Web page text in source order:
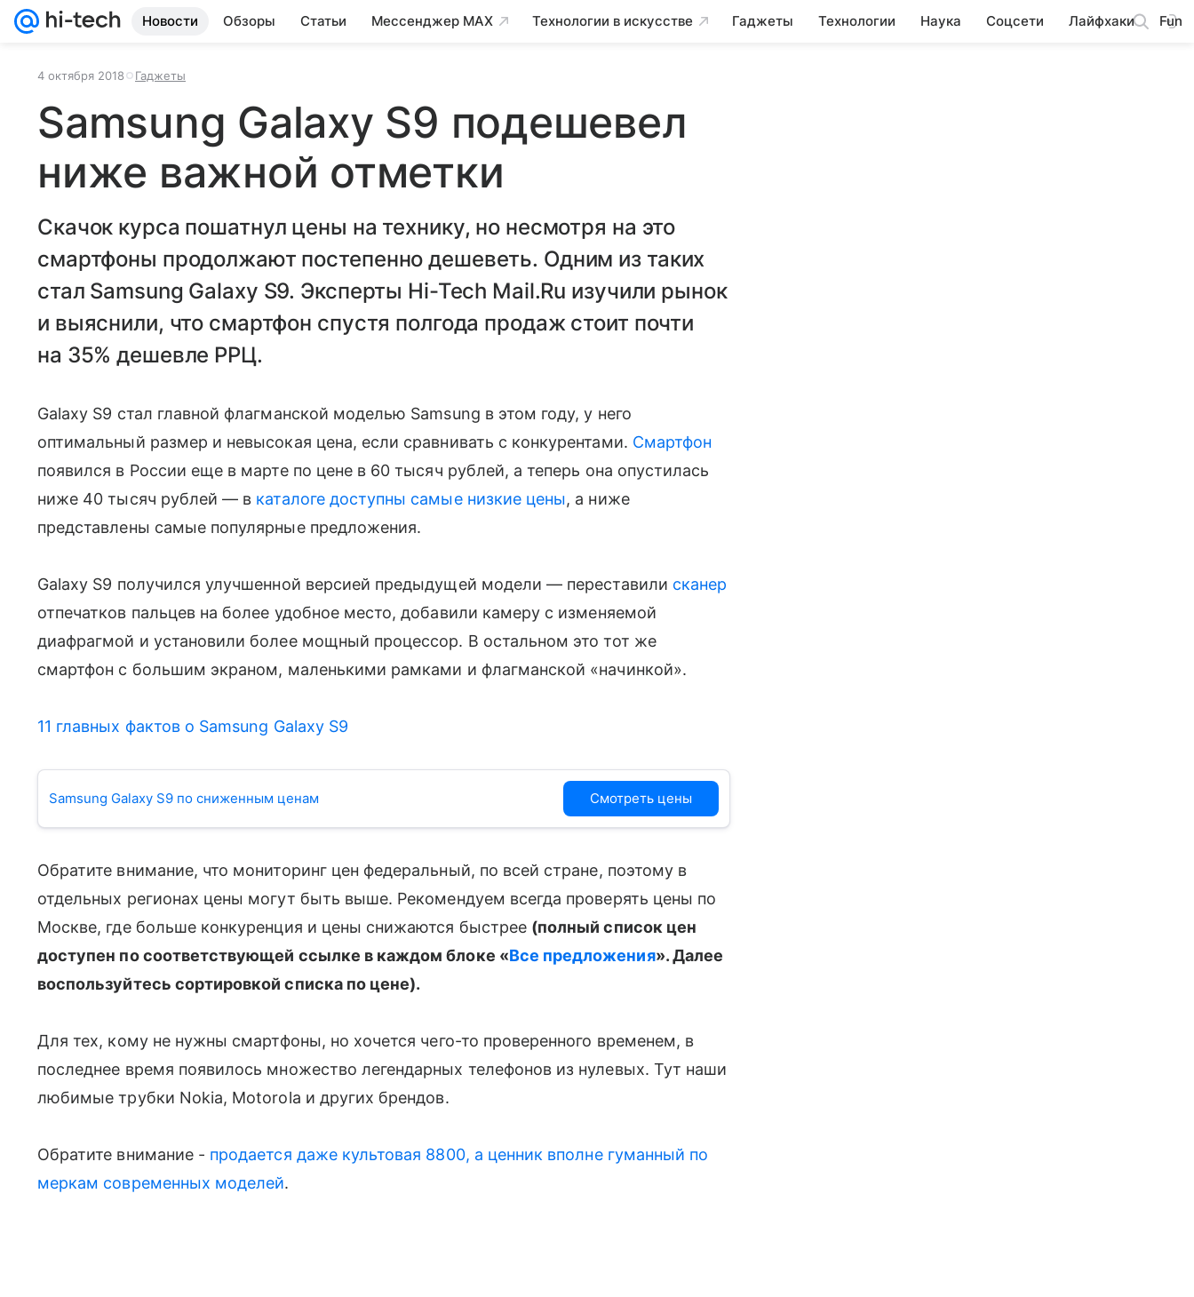
Новости Обзоры Статьи Мессенджер MAX Технологии в искусстве Гаджеты Технологии Наука Соцсети Лайфхаки Fun
4 октября 2018 Гаджеты
Samsung Galaxy S9 подешевел
ниже важной отметки
Скачок курса пошатнул цены на технику, но несмотря на это
смартфоны продолжают постепенно дешеветь. Одним из таких
стал Samsung Galaxy S9. Эксперты Hi-Tech Mail.Ru изучили рынок
и выяснили, что смартфон спустя полгода продаж стоит почти
на 35% дешевле РРЦ.
Galaxy S9 стал главной флагманской моделью Samsung в этом году, у него
оптимальный размер и невысокая цена, если сравнивать с конкурентами. Смартфон
появился в России еще в марте по цене в 60 тысяч рублей, а теперь она опустилась
ниже 40 тысяч рублей — в каталоге доступны самые низкие цены, а ниже
представлены самые популярные предложения.
Galaxy S9 получился улучшенной версией предыдущей модели — переставили сканер
отпечатков пальцев на более удобное место, добавили камеру с изменяемой
диафрагмой и установили более мощный процессор. В остальном это тот же
смартфон с большим экраном, маленькими рамками и флагманской «начинкой».
11 главных фактов о Samsung Galaxy S9
Samsung Galaxy S9 по сниженным ценам Смотреть цены
Обратите внимание, что мониторинг цен федеральный, по всей стране, поэтому в
отдельных регионах цены могут быть выше. Рекомендуем всегда проверять цены по
Москве, где больше конкуренция и цены снижаются быстрее (полный список цен
доступен по соответствующей ссылке в каждом блоке «Все предложения». Далее
воспользуйтесь сортировкой списка по цене).
Для тех, кому не нужны смартфоны, но хочется чего-то проверенного временем, в
последнее время появилось множество легендарных телефонов из нулевых. Тут наши
любимые трубки Nokia, Motorola и других брендов.
Обратите внимание - продается даже культовая 8800, а ценник вполне гуманный по
меркам современных моделей.